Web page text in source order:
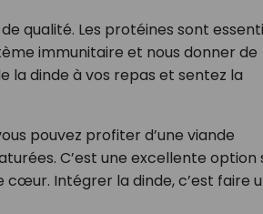
qualité. Les protéines sont
immunitaire et nous donner de
la dinde à vos repas et sentez la
pouvez profiter d’une viande
C’est une excellente option
Intégrer la dinde, c’est faire